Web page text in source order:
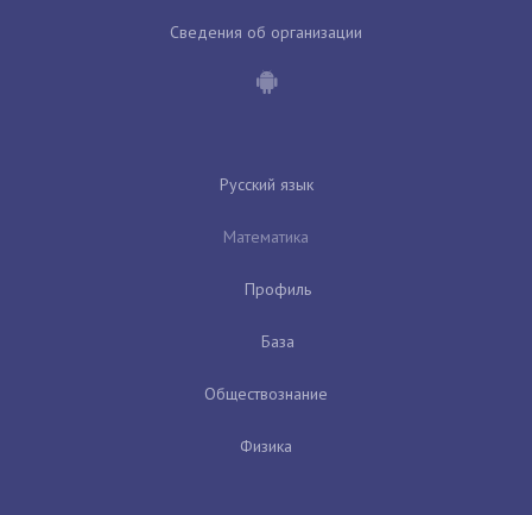
Сведения об организации
Русский язык
Математика
Профиль
База
Обществознание
Физика